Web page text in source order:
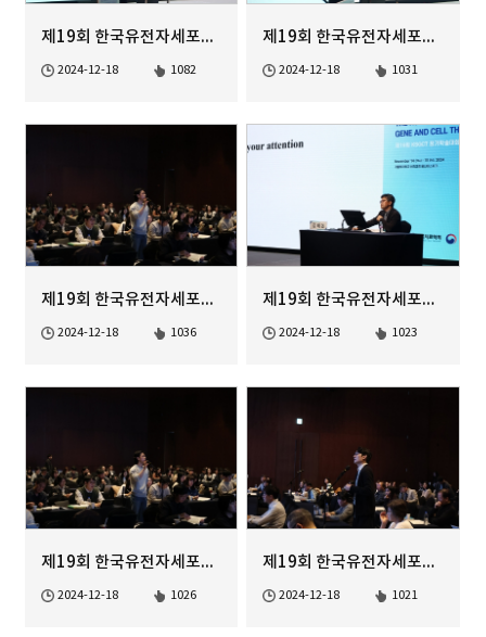
제19회 한국유전자세포치료학회 정기학술대회
2024-12-18 1082
제19회 한국유전자세포치료학회 정기학술대회
2024-12-18 1031
제19회 한국유전자세포치료학회 정기학술대회
2024-12-18 1036
제19회 한국유전자세포치료학회 정기학술대회
2024-12-18 1023
제19회 한국유전자세포치료학회 정기학술대회
2024-12-18 1026
제19회 한국유전자세포치료학회 정기학술대회
2024-12-18 1021